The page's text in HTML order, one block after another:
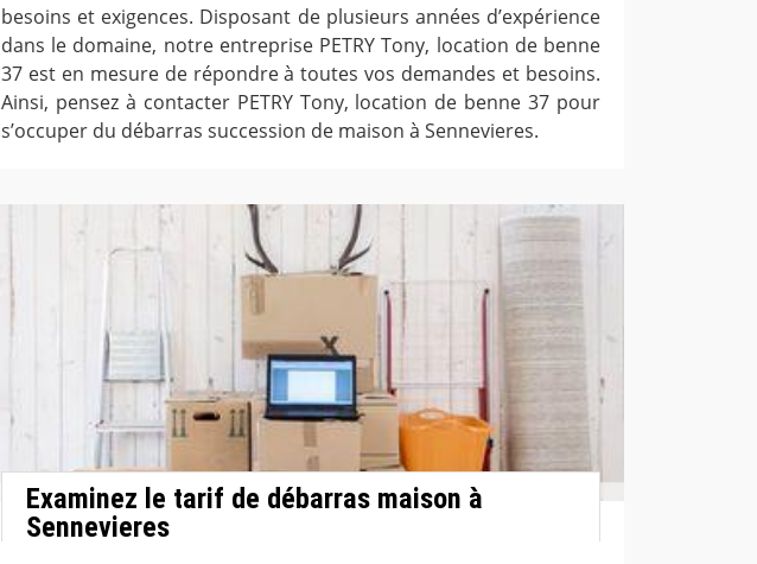
besoins et exigences. Disposant de plusieurs années d’expérience
dans le domaine, notre entreprise PETRY Tony, location de benne
37 est en mesure de répondre à toutes vos demandes et besoins.
Ainsi, pensez à contacter PETRY Tony, location de benne 37 pour
s’occuper du débarras succession de maison à Sennevieres.
Examinez le tarif de débarras maison à
Sennevieres